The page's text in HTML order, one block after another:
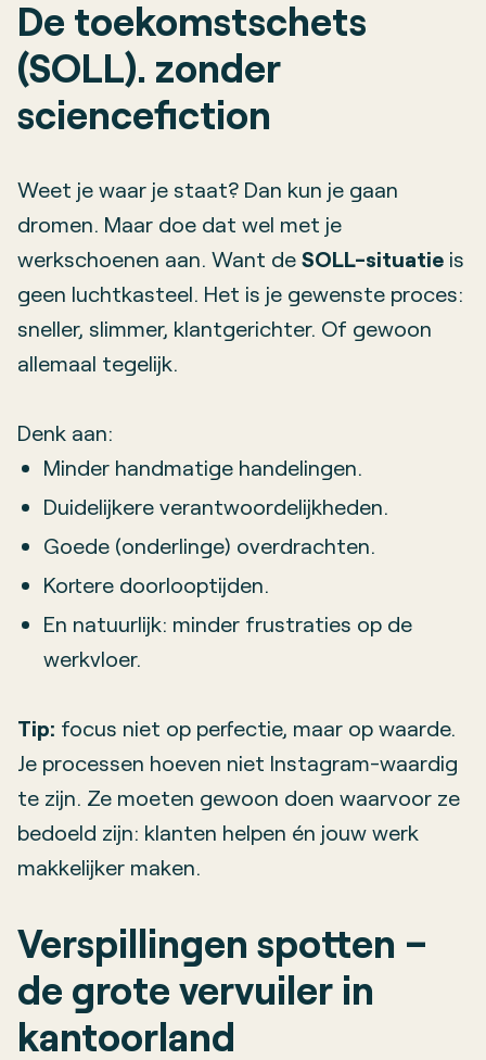
De toekomstschets
(SOLL). zonder
sciencefiction
Weet je waar je staat? Dan kun je gaan
dromen. Maar doe dat wel met je
werkschoenen aan. Want de SOLL-situatie is
geen luchtkasteel. Het is je gewenste proces:
sneller, slimmer, klantgerichter. Of gewoon
allemaal tegelijk.
Denk aan:
Minder handmatige handelingen.
Duidelijkere verantwoordelijkheden.
Goede (onderlinge) overdrachten.
Kortere doorlooptijden.
En natuurlijk: minder frustraties op de
werkvloer.
Tip: focus niet op perfectie, maar op waarde.
Je processen hoeven niet Instagram-waardig
te zijn. Ze moeten gewoon doen waarvoor ze
bedoeld zijn: klanten helpen én jouw werk
makkelijker maken.
Verspillingen spotten –
de grote vervuiler in
kantoorland